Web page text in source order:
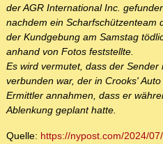
der AGR International Inc.
nachdem ein Scharfschützenteam
der Kundgebung am Samstag
anhand von Fotos feststellte.
Es wird vermutet, dass der Sender
verbunden war, der in Crooks'
Ermittler annahmen, dass er
Ablenkung geplant hatte.
Quelle: https://nypost.com/2024/